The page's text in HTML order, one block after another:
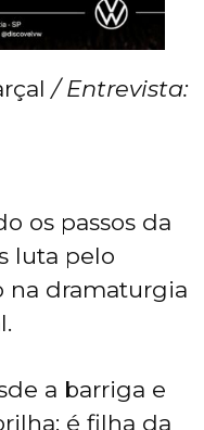
/ Entrevista:
os passos da
luta pelo
na dramaturgia
a barriga e
é filha da